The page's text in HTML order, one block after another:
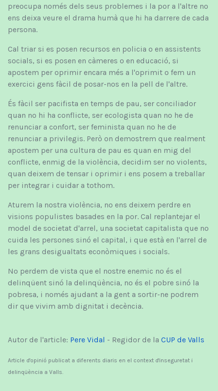
preocupa només dels seus problemes i la por a l'altre no
ens deixa veure el drama humà que hi ha darrere de cada
persona.
Cal triar si es posen recursos en policia o en assistents
socials, si es posen en càmeres o en educació, si
apostem per oprimir encara més a l'oprimit o fem un
exercici gens fàcil de posar-nos en la pell de l'altre.
És fàcil ser pacifista en temps de pau, ser conciliador
quan no hi ha conflicte, ser ecologista quan no he de
renunciar a confort, ser feminista quan no he de
renunciar a privilegis. Però on demostrem que realment
apostem per una cultura de pau es quan en mig del
conflicte, enmig de la violència, decidim ser no violents,
quan deixem de tensar i oprimir i ens posem a treballar
per integrar i cuidar a tothom.
Aturem la nostra violència, no ens deixem perdre en
visions populistes basades en la por. Cal replantejar el
model de societat d'arrel, una societat capitalista que no
cuida les persones sinó el capital, i que està en l'arrel de
les grans desigualtats econòmiques i socials.
No perdem de vista que el nostre enemic no és el
delinqüent sinó la delinqüència, no és el pobre sinó la
pobresa, i només ajudant a la gent a sortir-ne podrem
dir que vivim amb dignitat i decència.
Autor de l'article: Pere Vidal - Regidor de la CUP de Valls
Article d'opinió publicat a diferents diaris en el context d'inseguretat i
delinqüència a Valls.